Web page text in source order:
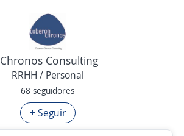
Chronos Consulting
RRHH / Personal
68 seguidores
+ Seguir